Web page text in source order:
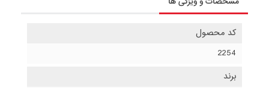
کد محصول
2254
برند